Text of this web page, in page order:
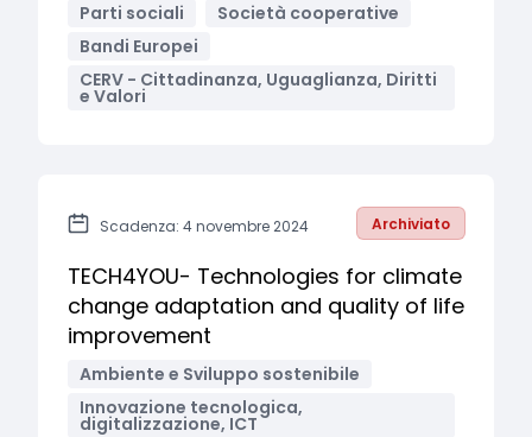
Parti sociali
Società cooperative
Bandi Europei
CERV - Cittadinanza, Uguaglianza, Diritti
e Valori
Scadenza: 4 novembre 2024 Archiviato
TECH4YOU- Technologies for climate
change adaptation and quality of life
improvement
Ambiente e Sviluppo sostenibile
Innovazione tecnologica,
digitalizzazione, ICT